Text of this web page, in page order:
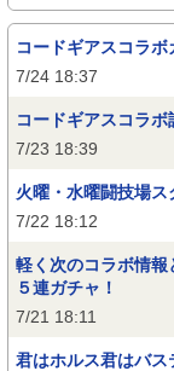
コードギアスコラボ
7/24 18:37
コードギアスコラボ
7/23 18:39
火曜・水曜闘技場ス
7/22 18:12
軽く次のコラボ情
５連ガチャ！
7/21 18:11
君はホルス君はバス